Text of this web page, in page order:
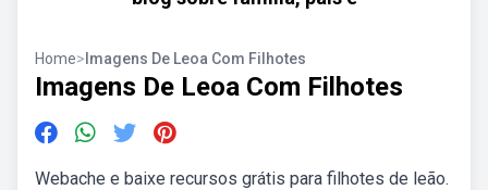
Home> Imagens De Leoa Com Filhotes
Imagens De Leoa Com Filhotes
Webache e baixe recursos grátis para filhotes de leão.